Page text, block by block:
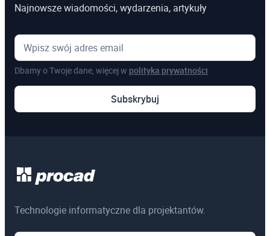
Najnowsze wiadomości, wydarzenia, artykuły
Dbamy o Twoje dane, więcej w polityka prywatności
Subskrybuj
Technologie informatyczne dla projektantów.